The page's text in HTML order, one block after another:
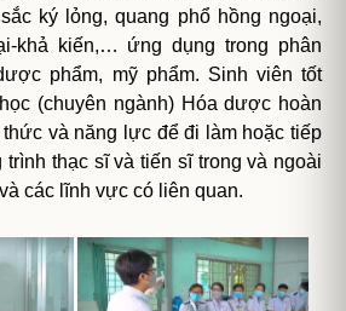
ký lỏng, quang phổ hồng ngoại,
khả kiến,… ứng dụng trong phân
phẩm, mỹ phẩm. Sinh viên tốt
(chuyên ngành) Hóa dược hoàn
và năng lực để đi làm hoặc tiếp
thạc sĩ và tiến sĩ trong và ngoài
các lĩnh vực có liên quan.